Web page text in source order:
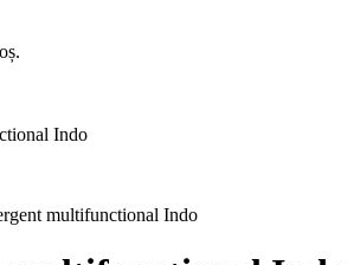
multifunctional Indo